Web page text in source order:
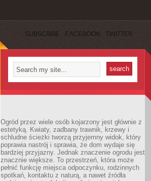
SUBSCRIBE FACEBOOK TWITTER
Ogród przez wiele osób kojarzony jest głównie z
estetyką. Kwiaty, zadbany trawnik, krzewy i
schludne ścieżki tworzą przyjemny widok, który
poprawia nastrój i sprawia, że dom wydaje się
bardziej przyjazny. Jednak znaczenie ogrodu jest
znacznie większe. To przestrzeń, która może
pełnić funkcję miejsca odpoczynku, rodzinnych
spotkań, kontaktu z naturą, a nawet źródła